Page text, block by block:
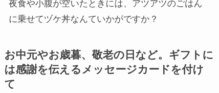
夜食や小腹が空いたときには、アツアツのごはん
に乗せてヅケ丼なんていかがですか？
お中元やお歳暮、敬老の日など。ギフトに
は感謝を伝えるメッセージカードを付け
て